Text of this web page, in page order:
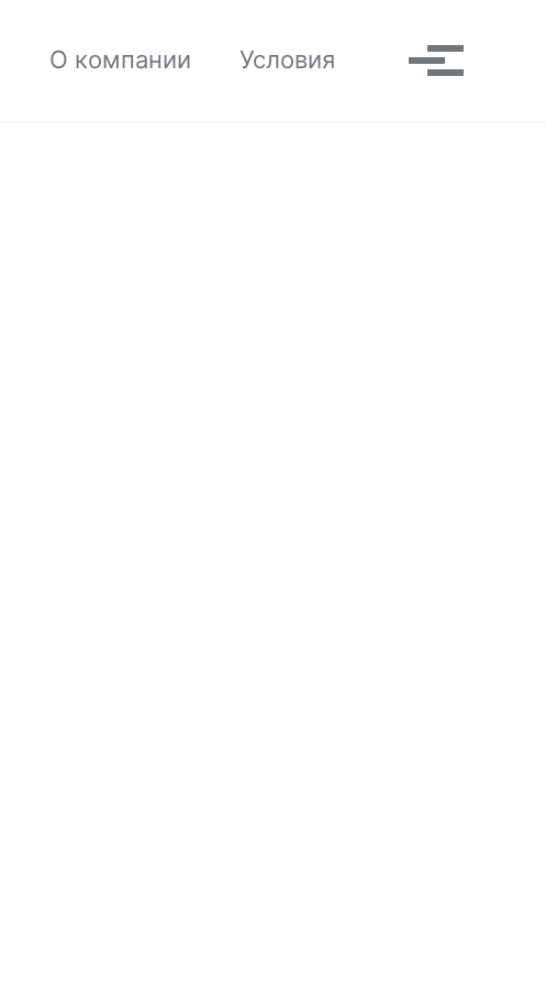
О компании Условия Toggle search